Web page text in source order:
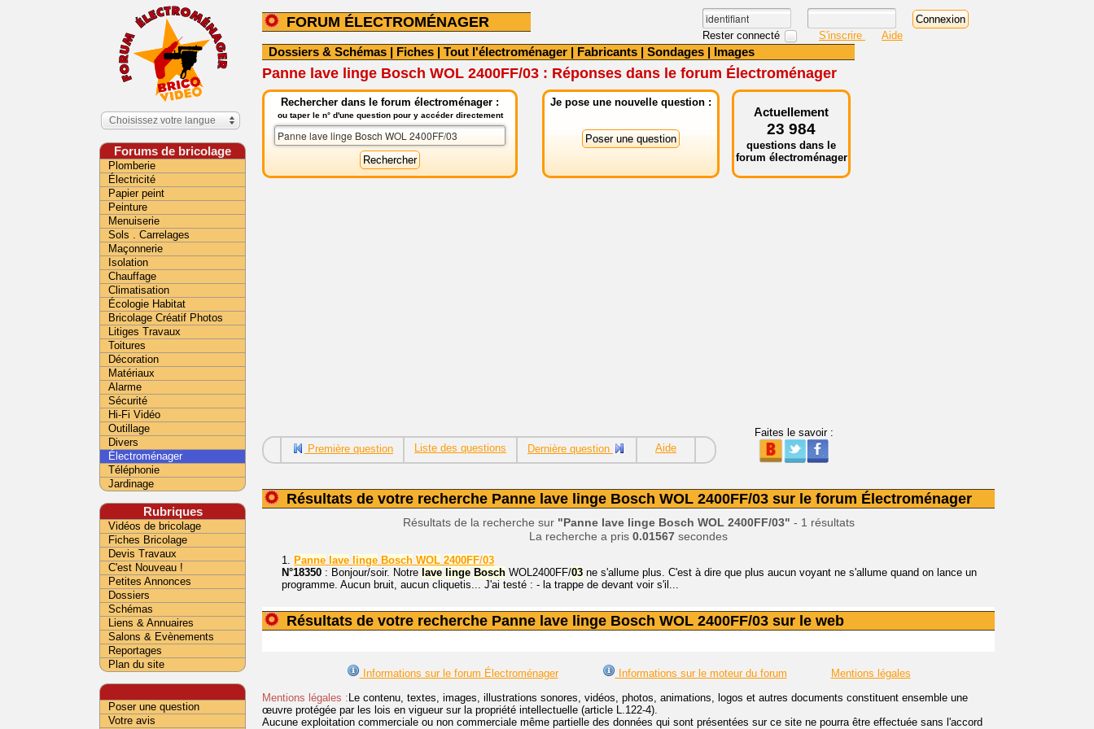
FORUM ÉLECTROMÉNAGER
Rester connecté S'inscrire Aide
Dossiers & Schémas | Fiches | Tout l'électroménager | Fabricants | Sondages | Images
Panne lave linge Bosch WOL 2400FF/03 : Réponses dans le forum Électroménager
Rechercher dans le forum électroménager :
ou taper le n° d'une question pour y accéder directement
Je pose une nouvelle question :
Actuellement
23 984
questions dans le
forum électroménager
Première question Liste des questions Dernière question Aide
Faites le savoir :
Résultats de votre recherche Panne lave linge Bosch WOL 2400FF/03 sur le forum Électroménager
Résultats de la recherche sur "Panne lave linge Bosch WOL 2400FF/03" - 1 résultats
La recherche a pris 0.01567 secondes
1. Panne lave linge Bosch WOL 2400FF/03
N°18350 : Bonjour/soir. Notre lave linge Bosch WOL2400FF/03 ne s'allume plus. C'est à dire que plus aucun voyant ne s'allume quand on lance un
programme. Aucun bruit, aucun cliquetis... J'ai testé : - la trappe de devant voir s'il...
Résultats de votre recherche Panne lave linge Bosch WOL 2400FF/03 sur le web
Informations sur le forum Électroménager Informations sur le moteur du forum
Mentions légales
Mentions légales :Le contenu, textes, images, illustrations sonores, vidéos, photos, animations, logos et autres documents constituent ensemble une
œuvre protégée par les lois en vigueur sur la propriété intellectuelle (article L.122-4).
Aucune exploitation commerciale ou non commerciale même partielle des données qui sont présentées sur ce site ne pourra être effectuée sans l'accord
Choisissez votre langue
Forums de bricolage
Plomberie
Électricité
Papier peint
Peinture
Menuiserie
Sols . Carrelages
Maçonnerie
Isolation
Chauffage
Climatisation
Écologie Habitat
Bricolage Créatif Photos
Litiges Travaux
Toitures
Décoration
Matériaux
Alarme
Sécurité
Hi-Fi Vidéo
Outillage
Divers
Électroménager
Téléphonie
Jardinage
Rubriques
Vidéos de bricolage
Fiches Bricolage
Devis Travaux
C'est Nouveau !
Petites Annonces
Dossiers
Schémas
Liens & Annuaires
Salons & Evènements
Reportages
Plan du site
Poser une question
Votre avis